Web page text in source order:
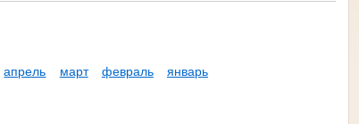
апрель март февраль
январь